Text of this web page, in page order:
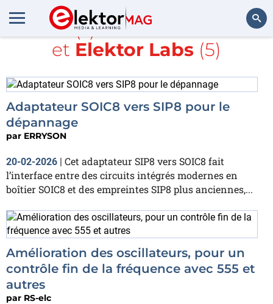
Rechercher
Article(s) avec la balise
555
et Elektor Labs (5)
Adaptateur SOIC8 vers SIP8 pour le
dépannage
par ERRYSON
20-02-2026 | Cet adaptateur SIP8 vers SOIC8 fait
l’interface entre des circuits intégrés modernes en
boîtier SOIC8 et des empreintes SIP8 plus anciennes,...
Amélioration des oscillateurs, pour un
contrôle fin de la fréquence avec 555 et
autres
par RS-elc